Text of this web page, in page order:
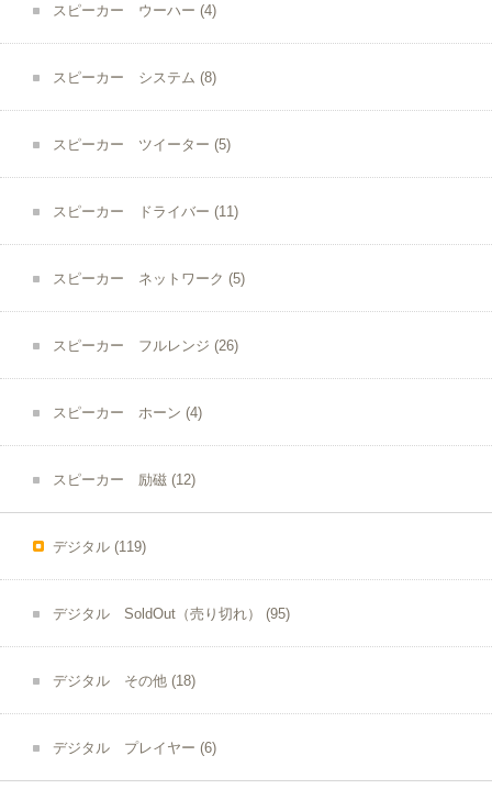
スピーカー ウーハー (4)
スピーカー システム (8)
スピーカー ツイーター (5)
スピーカー ドライバー (11)
スピーカー ネットワーク (5)
スピーカー フルレンジ (26)
スピーカー ホーン (4)
スピーカー 励磁 (12)
デジタル (119)
デジタル SoldOut（売り切れ） (95)
デジタル その他 (18)
デジタル プレイヤー (6)